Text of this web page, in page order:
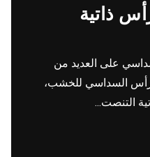
ذاتية
على العديد من
الرأس السداسي للخشب،
التنصت...